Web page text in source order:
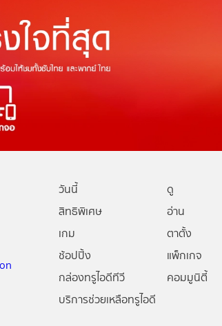
วันนี้
ดู
สิทธิพิเศษ
อ่าน
เกม
ตาตั้ง
ช้อปปิ้ง
แพ็กเกจ
กล่องทรูไอดีทีวี
คอมมูนิตี้
บริการช่วยเหลือทรูไอดี